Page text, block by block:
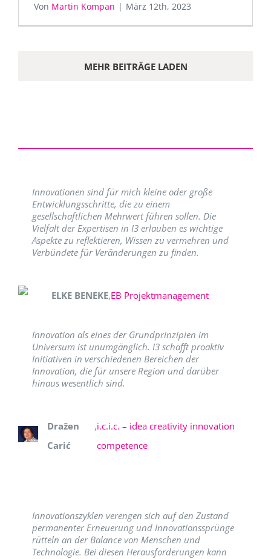
Von Martin Kompan | März 12th, 2023
MEHR BEITRÄGE LADEN
Innovationen sind für mich kleine oder große
Entwicklungsschritte, die zu einem
gesellschaftlichen Mehrwert führen sollen. Die
Vielfalt der Expertisen in I3 erlauben es wichtige
Aspekte zu reflektieren, Wissen zu vermehren und
Verbündete für Veränderungen zu finden.
ELKE BENEKE,EB Projektmanagement
Innovation als eines der Grundprinzipien im
Universum ist unumgänglich. I3 schafft proaktiv
Initiativen in verschiedenen Bereichen der
Innovation, die für unsere Region und darüber
hinaus wesentlich sind.
Dražen
Carić
,i.c.i.c. – idea creativity innovation
competence
Innovationszyklen verengen sich auf den Zustand
permanenter Erneuerung und Innovationssprünge
rütteln an der Balance von Menschen und
Technologie. Bei diesen Herausforderungen kann